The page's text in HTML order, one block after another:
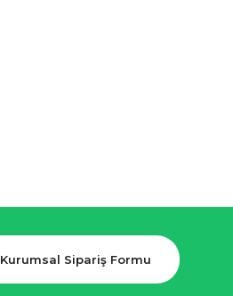
Kurumsal Sipariş Formu